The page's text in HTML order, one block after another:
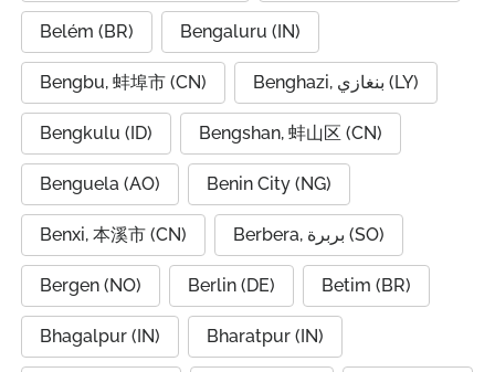
Belém (BR) Bengaluru (IN)
Bengbu, 蚌埠市 (CN) Benghazi, بنغازي (LY)
Bengkulu (ID) Bengshan, 蚌山区 (CN)
Benguela (AO) Benin City (NG)
Benxi, 本溪市 (CN) Berbera, بربرة (SO)
Bergen (NO) Berlin (DE) Betim (BR)
Bhagalpur (IN) Bharatpur (IN)